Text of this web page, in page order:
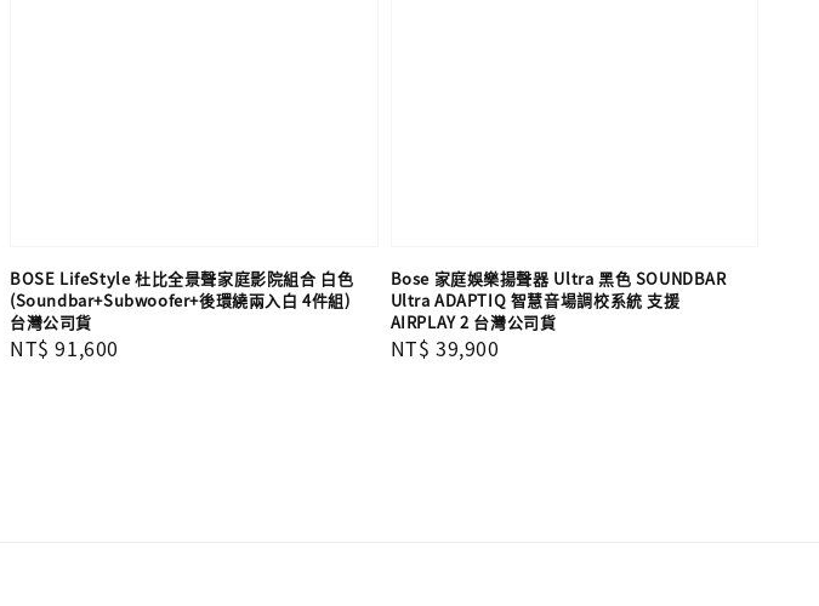
BOSE LifeStyle 杜比全景聲家庭影院組合 白色
(Soundbar+Subwoofer+後環繞兩入白 4件組)
台灣公司貨
Regular
NT$ 91,600
Bose 家庭娛樂揚聲器 Ultra 黑色 SOUNDBAR
Ultra ADAPTIQ 智慧音場調校系統 支援
AIRPLAY 2 台灣公司貨
Regular
NT$ 39,900